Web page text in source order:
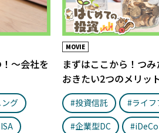
〜会社を
グ
MOVIE
まずはここから！つ
おきたい2つのメリッ
#投資信託
#ライ
#企業型DC
#iDeCo